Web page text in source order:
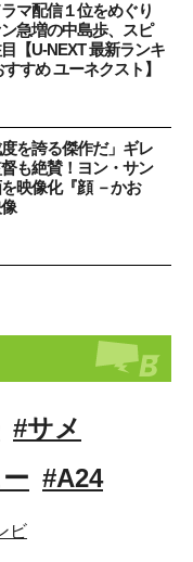
マ配信１位をめぐり
急増の中島歩、スピ
【U-NEXT 最新ランキ
すめ ユーネクスト】
度を誇る傑作だ」ギレ
も絶賛！ヨン・サン
映像化『顔 －かお
#サメ
#A24
ビ